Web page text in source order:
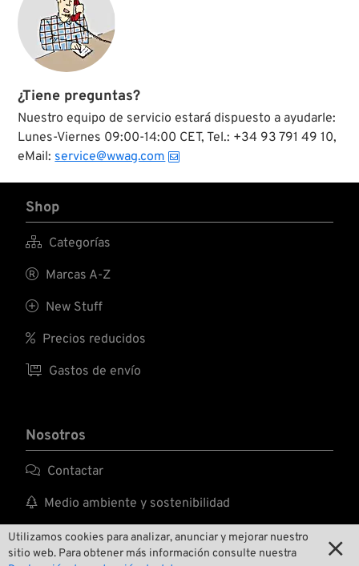
Utilizamos cookies para analizar, anunciar y mejorar nuestro
sitio web. Para obtener más información consulte nuestra

¿Tiene preguntas?
Nuestro equipo de servicio estará dispuesto a ayudarle:
Lunes-Viernes 09:00-14:00 CET, Tel.: +34 93 791 49 10,
eMail:service@wwag.com
Shop
 Categorías
 Marcas A-Z
 New Stuff
 Precios reducidos
 Gastos de envío
Nosotros
 Contactar
 Medio ambiente y sostenibilidad
 Nuestra historia